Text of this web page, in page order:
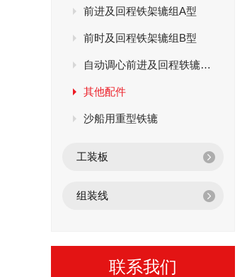
前进及回程铁架辘组A型
前时及回程铁架辘组B型
自动调心前进及回程轶辘组C型
其他配件
沙船用重型铁辘
工装板
组装线
联系我们